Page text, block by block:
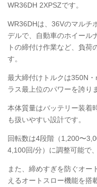
WR36DH 2XPSZです。
WR36DHは、36Vのマルチ
デルで、自動車のホイール
トの締付け作業など、負
す。
最大締付けトルクは350N
ラス最上位のパワーを誇り
本体質量はバッテリー装着
も扱いやすい設計です。
回転数は4段階（1,200〜
4,100回/分）に調整可能で
また、締めすぎを防ぐオー
えるオートスロー機能を搭